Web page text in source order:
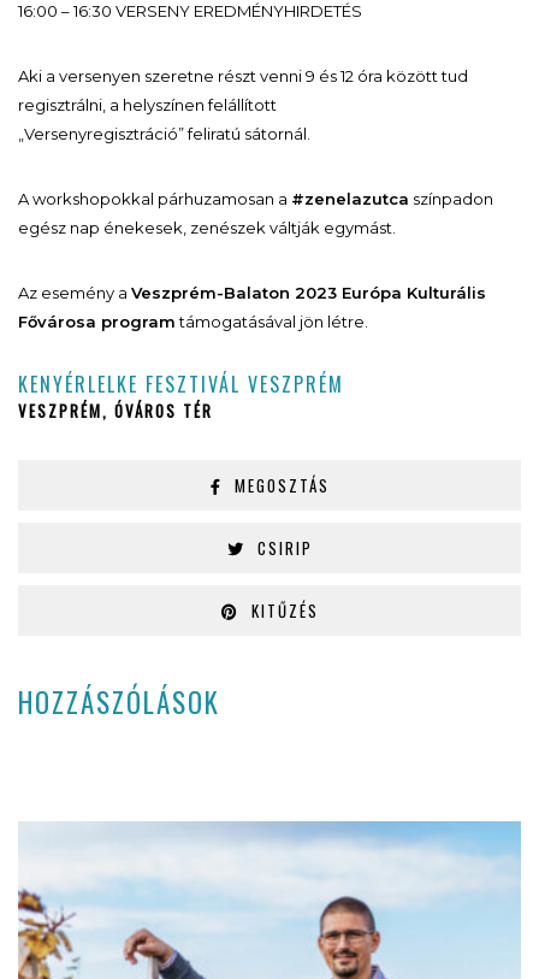
16:00 – 16:30 VERSENY EREDMÉNYHIRDETÉS
Aki a versenyen szeretne részt venni 9 és 12 óra között tud
regisztrálni, a helyszínen felállított
„Versenyregisztráció” feliratú sátornál.
A workshopokkal párhuzamosan a #zenelazutca színpadon
egész nap énekesek, zenészek váltják egymást.
Az esemény a Veszprém-Balaton 2023 Európa Kulturális
Fővárosa programtámogatásával jön létre.
KENYÉRLELKE FESZTIVÁL VESZPRÉM
VESZPRÉM, ÓVÁROS TÉR
MEGOSZTÁS
CSIRIP
KITŰZÉS
HOZZÁSZÓLÁSOK